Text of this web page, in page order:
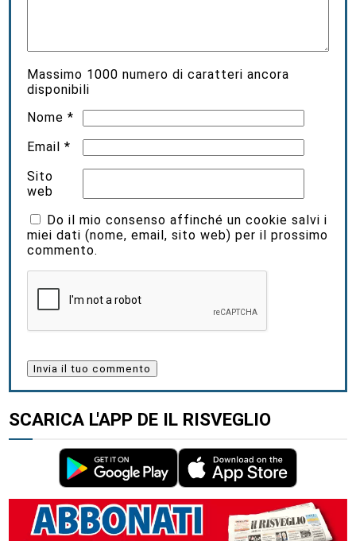
Massimo 1000 numero di caratteri ancora
disponibili
Nome*
Email*
Sito
web
Do il mio consenso affinché un cookie salvi i
miei dati (nome, email, sito web) per il prossimo
commento.
SCARICA L'APP DE IL RISVEGLIO